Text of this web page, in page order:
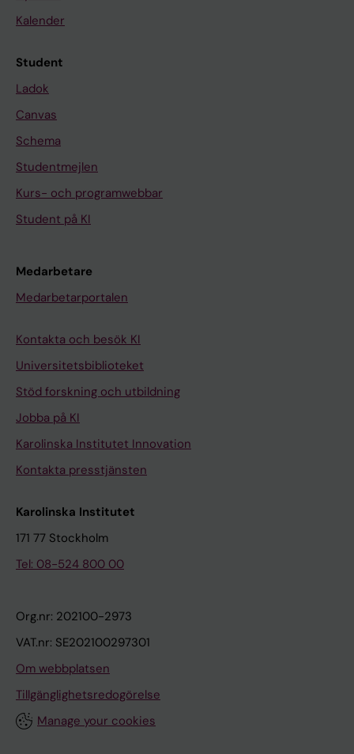
Kalender
Student
Ladok
Canvas
Schema
Studentmejlen
Kurs- och programwebbar
Student på KI
Medarbetare
Medarbetarportalen
Kontakta och besök KI
Universitetsbiblioteket
Stöd forskning och utbildning
Jobba på KI
Karolinska Institutet Innovation
Kontakta presstjänsten
Karolinska Institutet
171 77 Stockholm
Tel: 08-524 800 00
Org.nr: 202100-2973
VAT.nr: SE202100297301
Om webbplatsen
Tillgänglighetsredogörelse
Manage your cookies